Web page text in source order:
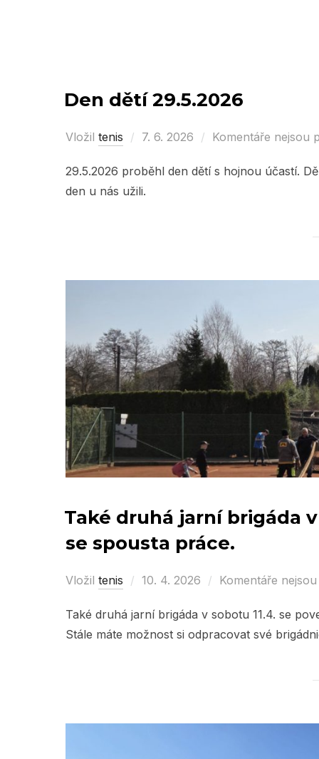
Den dětí 29.5.2026
Vložil tenis
Posted
7. 6. 2026 Komentáře nejsou
29.5.2026 proběhl den dětí s hojnou účastí.
den u nás užili.
Také druhá jarní brigáda
se spousta práce.
Vložil tenis
Posted
10. 4. 2026 Komentáře
Také druhá jarní brigáda v sobotu 11.4. se
Stále máte možnost si odpracovat své